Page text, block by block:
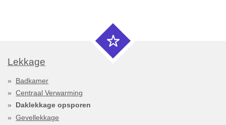
Lekkage
Badkamer
Centraal Verwarming
Daklekkage opsporen
Gevellekkage